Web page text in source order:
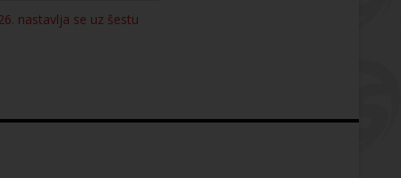
nastavlja se uz šestu